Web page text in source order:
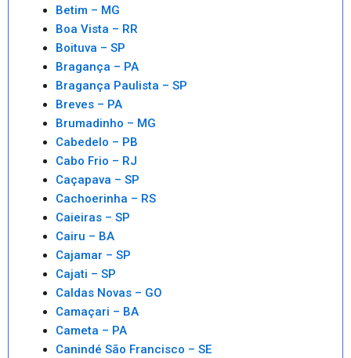
Betim – MG
Boa Vista – RR
Boituva – SP
Bragança – PA
Bragança Paulista – SP
Breves – PA
Brumadinho – MG
Cabedelo – PB
Cabo Frio – RJ
Caçapava – SP
Cachoerinha – RS
Caieiras – SP
Cairu – BA
Cajamar – SP
Cajati – SP
Caldas Novas – GO
Camaçari – BA
Cameta – PA
Canindé São Francisco – SE